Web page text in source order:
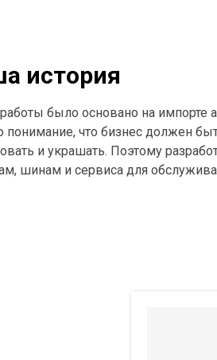
история
было основано на
что бизнес должен
и украшать. Поэтому
шинам и сервиса для